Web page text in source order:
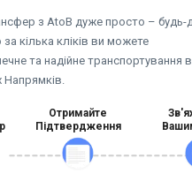
з AtoB дуже просто – будь-
кілька кліків ви можете
та надійне транспортування в
Отримайте
Підтвердження